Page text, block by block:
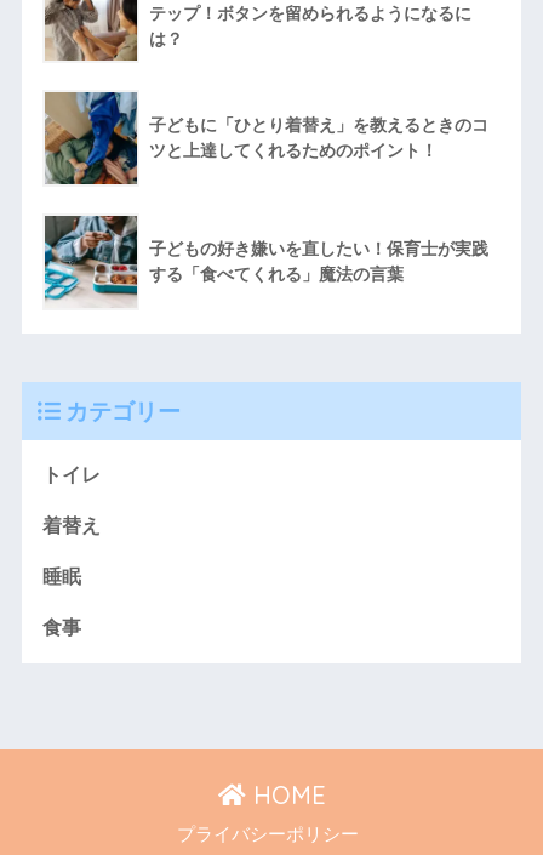
テップ！ボタンを留められるようになるに
は？
子どもに「ひとり着替え」を教えるときのコ
ツと上達してくれるためのポイント！
子どもの好き嫌いを直したい！保育士が実践
する「食べてくれる」魔法の言葉
カテゴリー
トイレ
着替え
睡眠
食事
HOME
プライバシーポリシー